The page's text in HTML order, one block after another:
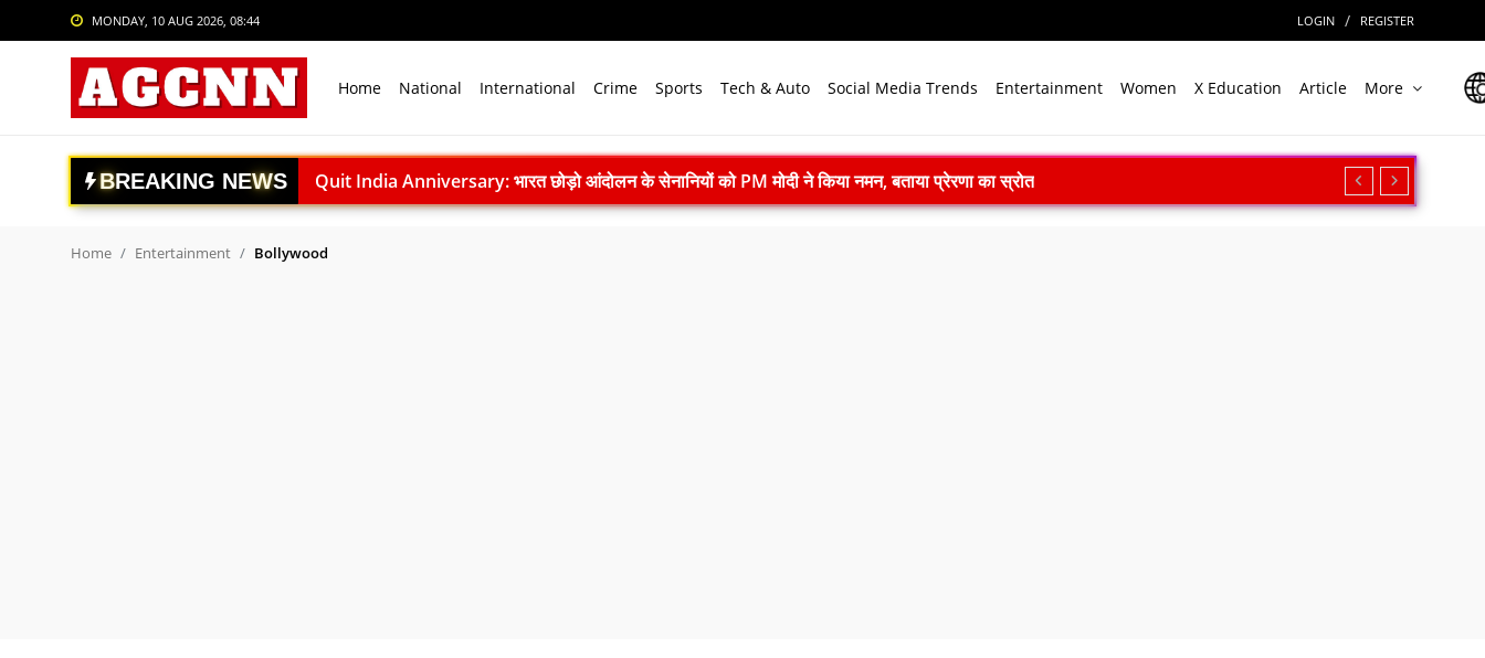
MONDAY, 10 AUG 2026, 08:44 LOGIN / REGISTER
Home National International Crime Sports Tech & Auto Social Media Trends Entertainment Women X Education Article More
Login Register
National
International
BREAKING NEWS
Quit India Anniversary: भारत छोड़ो आंदोलन के सेनानियों को PM मोदी ने किया नमन, बताया प्रेरणा का स्रोत
Lucknow Constable Suicide Case: गोमतीनगर थाने की बैरक में सिपाही ने फंदे से लटककर दी जान
Har Ghar Tiranga: PM मोदी की देशवासियों से खास अपील, ‘विकसित भारत’ का लें संकल्प
Home Entertainment Bollywood